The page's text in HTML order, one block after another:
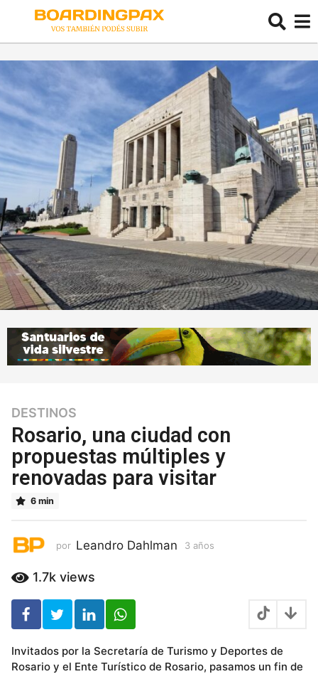
3
a
ñ
o
s
a
o
s
DESTINOS
Rosario, una ciudad con
propuestas múltiples y
renovadas para visitar
6 min
por Leandro Dahlman 3 años
1.7k views
Invitados por la Secretaría de Turismo y Deportes de
Rosario y el Ente Turístico de Rosario, pasamos un fin de